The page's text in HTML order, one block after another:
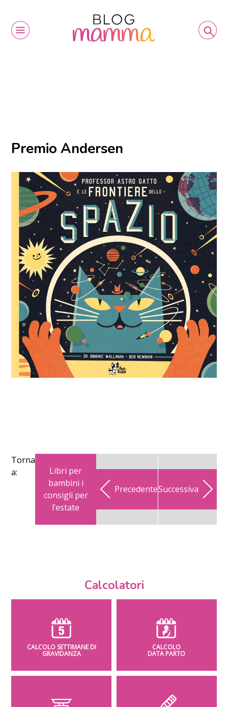
Premio Andersen
Torna
a:
Libri per
bambini i
consigli per
l’estate
PrecedenteSuccessiva
Calcolatori
CALCOLO SETTIMANE DI
GRAVIDANZA
CALCOLO
DATA PARTO